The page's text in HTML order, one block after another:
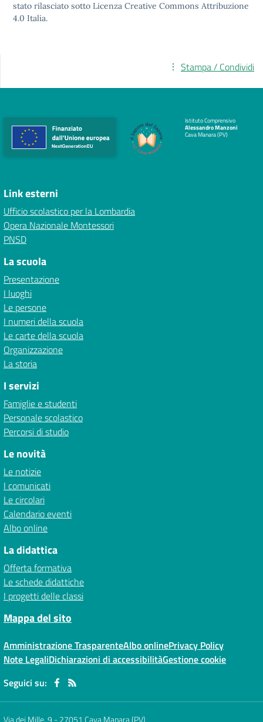
stato rilasciato sotto Licenza Creative Commons Attribuzione
4.0 Italia.
Stampa / Condividi
Istituto Comprensivo
Alessandro Manzoni
Cava Manara (PV)
Link esterni
Ufficio scolastico per la Lombardia
Opera Nazionale Montessori
PNSD
La scuola
Presentazione
I luoghi
Le persone
I numeri della scuola
Le carte della scuola
Organizzazione
La storia
I servizi
Famiglie e studenti
Personale scolastico
Percorsi di studio
Le novità
Le notizie
I comunicati
Le circolari
Calendario eventi
Albo online
La didattica
Offerta formativa
Le schede didattiche
I progetti delle classi
Mappa del sito
Amministrazione TrasparenteAlbo onlinePrivacy Policy
Note LegaliDichiarazioni di accessibilitàGestione cookie
Seguici su:
Via dei Mille, 9 -27051 Cava Manara (PV)